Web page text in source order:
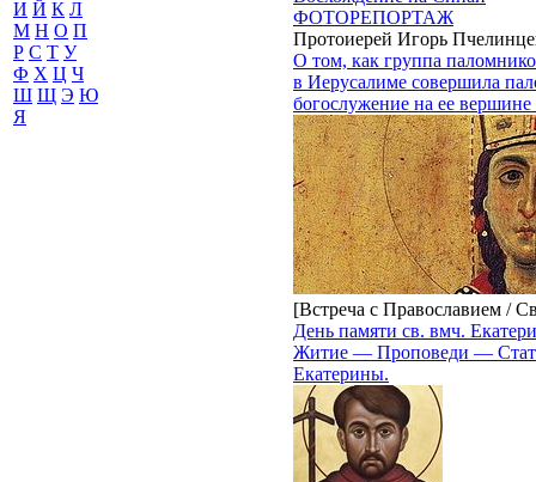
И Й К Л
М Н О П
Р С Т У
Ф Х Ц Ч
Ш Щ Э Ю
Я
ФОТОРЕПОРТАЖ
Протоиерей Игорь
О том, как группа
в Иерусалиме совершила
богослужение на ее
[Встреча с Православием /
День памяти св. вмч.
Житие — Проповеди —
Екатерины.